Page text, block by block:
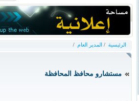
الرئيسية / المدير العام /
مستشارو محافظ المحافظة